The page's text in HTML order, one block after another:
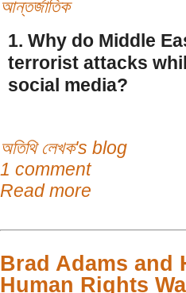
আন্তর্জাতিক
1. Why do Middle
terrorist attacks
social media?
অতিথি লেখক's blog
1 comment
Read more
Brad Adams and
Human Rights